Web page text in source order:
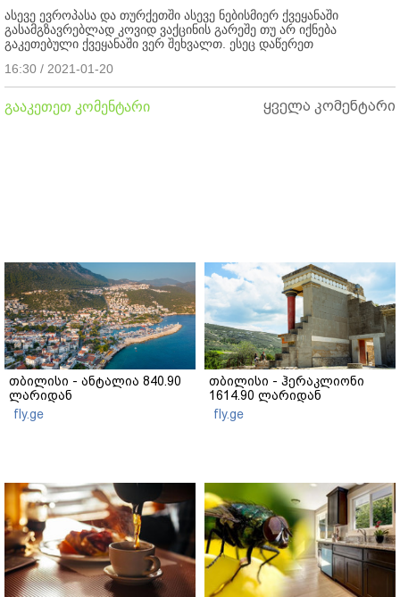
ასევე ევროპასა და თურქეთში ასევე ნებისმიერ ქვეყანაში
გასამგზავრებლად კოვიდ ვაქცინის გარეშე თუ არ იქნება
გაკეთებული ქვეყანაში ვერ შეხვალთ. ესეც დაწერეთ
16:30 / 2021-01-20
გააკეთეთ კომენტარი ყველა კომენტარი
თბილისი - ანტალია 840.90
ლარიდან
fly.ge
თბილისი - ჰერაკლიონი
1614.90 ლარიდან
fly.ge